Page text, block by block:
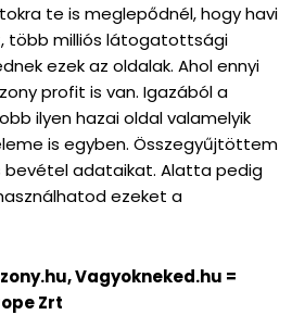
te is meglepődnél, hogy havi
több milliós látogatottsági
ezek az oldalak. Ahol ennyi
profit is van. Igazából a
ilyen hazai oldal valamelyik
is egyben. Összegyűjtöttem
adataikat. Alatta pedig
ezeket a
Vagyokneked.hu =
Zrt